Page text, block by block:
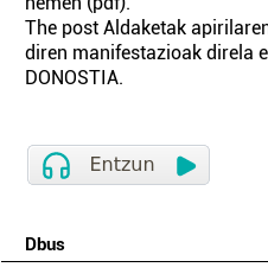
The post Aldaketak
diren manifestazioak direla
DONOSTIA.
Dbus